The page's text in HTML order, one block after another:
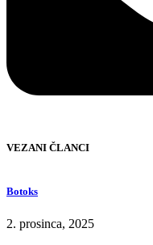
VEZANI ČLANCI
Botoks
2. prosinca, 2025